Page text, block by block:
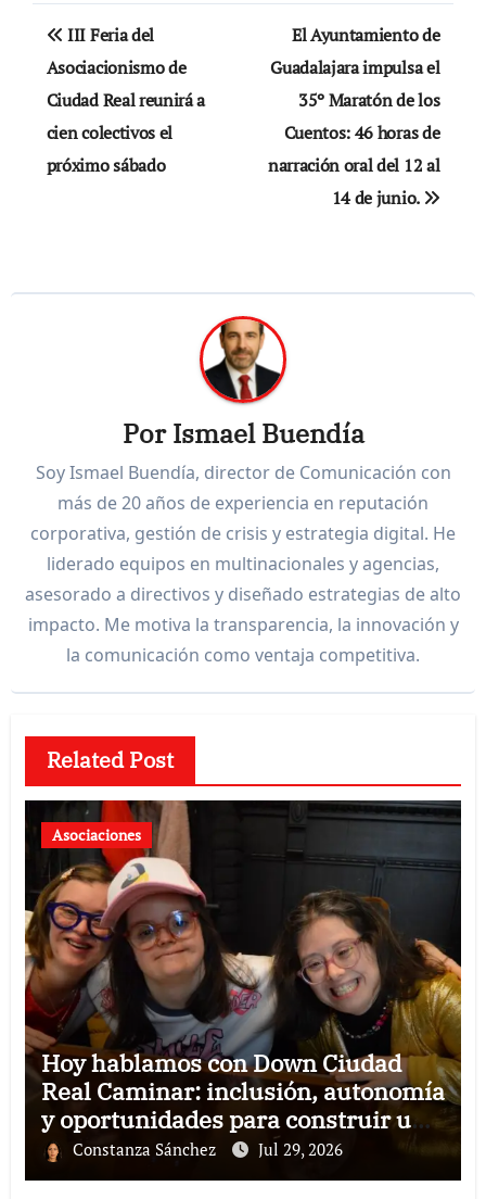
Navegación
de
entradas
III Feria del
Asociacionismo de
Ciudad Real reunirá a
cien colectivos el
próximo sábado
El Ayuntamiento de
Guadalajara impulsa el
35º Maratón de los
Cuentos: 46 horas de
narración oral del 12 al
14 de junio.
PorIsmael Buendía
Soy Ismael Buendía, director de Comunicación con
más de 20 años de experiencia en reputación
corporativa, gestión de crisis y estrategia digital. He
liderado equipos en multinacionales y agencias,
asesorado a directivos y diseñado estrategias de alto
impacto. Me motiva la transparencia, la innovación y
la comunicación como ventaja competitiva.
Related Post
Asociaciones
Hoy hablamos con Down Ciudad
Real Caminar: inclusión, autonomía
y oportunidades para construir un
futuro sin barreras
Constanza Sánchez Jul 29, 2026